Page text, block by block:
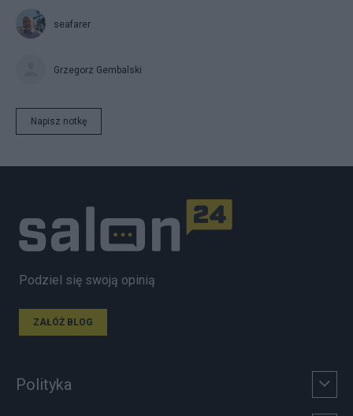
seafarer
Grzegorz Gembalski
Napisz notkę
Podziel się swoją opinią
ZAŁÓŻ BLOG
Polityka